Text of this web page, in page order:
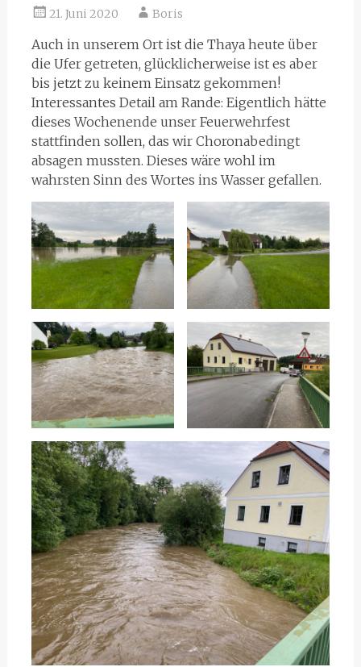
21. Juni 2020 Boris
Auch in unserem Ort ist die Thaya heute über
die Ufer getreten, glücklicherweise ist es aber
bis jetzt zu keinem Einsatz gekommen!
Interessantes Detail am Rande: Eigentlich hätte
dieses Wochenende unser Feuerwehrfest
stattfinden sollen, das wir Choronabedingt
absagen mussten. Dieses wäre wohl im
wahrsten Sinn des Wortes ins Wasser gefallen.